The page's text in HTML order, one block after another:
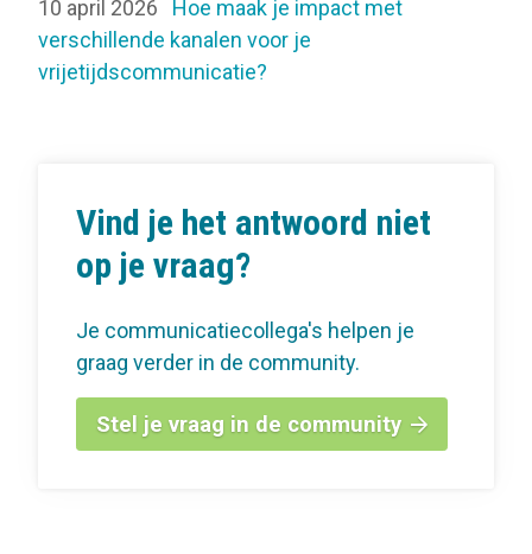
10 april 2026
Hoe maak je impact met
verschillende kanalen voor je
vrijetijdscommunicatie?
Vind je het antwoord niet
op je vraag?
Je communicatiecollega's helpen je
graag verder in de community.
Stel je vraag in de community